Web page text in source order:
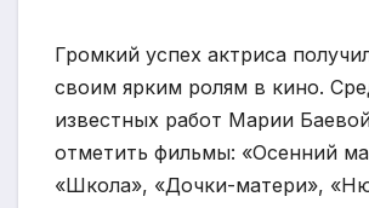
Громкий успех актриса
своим ярким ролям в кино.
известных работ Марии
отметить фильмы: «Осенний
«Школа», «Дочки-матери»,